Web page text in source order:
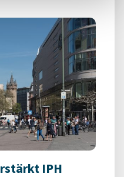
IPH